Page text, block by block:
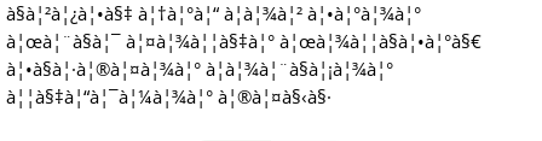
à§à¦²à¦¿à¦•à§‡ à¦†à¦°à¦“ à¦­à¦¾à¦² à¦•à¦°à¦¾à¦°
à¦œà¦¨à§à¦¯ à¦¤à¦¾à¦¦à§‡à¦° à¦œà¦¾à¦¦à§à¦•à¦°à§€
à¦•à§à¦·à¦®à¦¤à¦¾à¦° à¦­à¦¾à¦¨à§à¦¡à¦¾à¦°
à¦¦à§‡à¦“à¦¯à¦¼à¦¾à¦° à¦®à¦¤à§‹à§·